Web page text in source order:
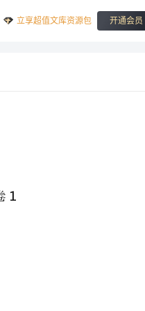
立享超值文库资源包 开通会员